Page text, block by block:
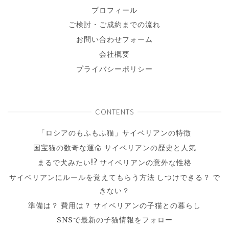
プロフィール
ご検討・ご成約までの流れ
お問い合わせフォーム
会社概要
プライバシーポリシー
CONTENTS
「ロシアのもふもふ猫」サイベリアンの特徴
国宝猫の数奇な運命 サイベリアンの歴史と人気
まるで犬みたい!? サイベリアンの意外な性格
サイベリアンにルールを覚えてもらう方法 しつけできる？ で
きない？
準備は？ 費用は？ サイベリアンの子猫との暮らし
SNSで最新の子猫情報をフォロー